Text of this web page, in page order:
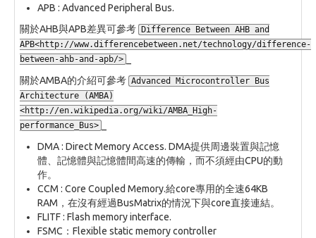
APB : Advanced Peripheral Bus.
關於AHB與APB差異可參考 Difference Between AHB and
APB<http://www.differencebetween.net/technology/difference-
between-ahb-and-apb/>
關於AMBA的介紹可參考 Advanced Microcontroller Bus
Architecture (AMBA)
<http://en.wikipedia.org/wiki/AMBA_High-
performance_Bus>
DMA : Direct Memory Access. DMA提供周邊裝置與記憶
體、記憶體與記憶體間高速的傳輸，而不須經由CPU的動
作。
CCM : Core Coupled Memory.給core專用的全速64KB
RAM，在沒有經過BusMatrix的情況下與core直接連結。
FLITF : Flash memory interface.
FSMC：Flexible static memory controller